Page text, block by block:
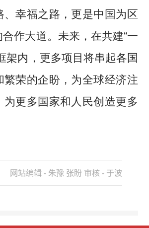
、幸福之路，更是中国为区
作大道。未来，在共建“一
架内，更多项目将串起各国
繁荣的企盼，为全球经济注
为更多国家和人民创造更多
网站编辑 - 朱豫 张盼 审核 - 于波